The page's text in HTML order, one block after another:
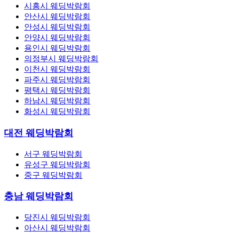
시흥시 웨딩박람회
안산시 웨딩박람회
안성시 웨딩박람회
안양시 웨딩박람회
용인시 웨딩박람회
의정부시 웨딩박람회
이천시 웨딩박람회
파주시 웨딩박람회
평택시 웨딩박람회
하남시 웨딩박람회
화성시 웨딩박람회
대전 웨딩박람회
서구 웨딩박람회
유성구 웨딩박람회
중구 웨딩박람회
충남 웨딩박람회
당진시 웨딩박람회
아산시 웨딩박람회